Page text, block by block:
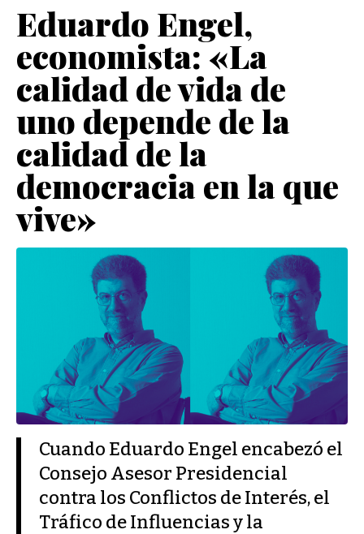
Eduardo Engel,
economista: «La
calidad de vida de
uno depende de la
calidad de la
democracia en la que
vive»
Cuando Eduardo Engel encabezó el
Consejo Asesor Presidencial
contra los Conflictos de Interés, el
Tráfico de Influencias y la